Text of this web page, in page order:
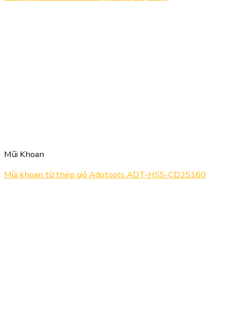
Mũi Khoan
Mũi khoan từ thép gió Adotools ADT-HSS-CD25160